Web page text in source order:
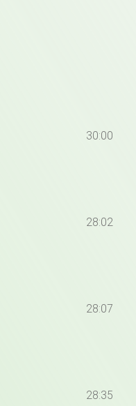
30:00
28:02
28:07
28:35